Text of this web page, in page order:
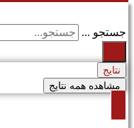
جستجو ...
نتایج
مشاهده همه نتایج